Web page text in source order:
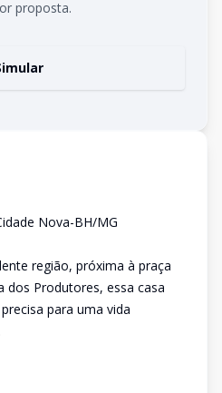
proposta.
Nova-BH/MG
região, próxima à praça
dos Produtores, essa casa
para uma vida